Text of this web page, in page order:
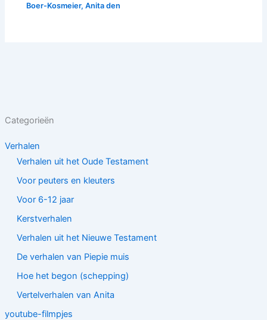
Categorieën
Verhalen
Verhalen uit het Oude Testament
Voor peuters en kleuters
Voor 6-12 jaar
Kerstverhalen
Verhalen uit het Nieuwe Testament
De verhalen van Piepie muis
Hoe het begon (schepping)
Vertelverhalen van Anita
youtube-filmpjes
Boer-Kosmeier, Anita den